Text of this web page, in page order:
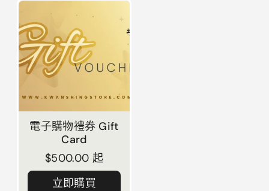
電子購物禮券 Gift
Card
正常價格
$500.00 起
立即購買